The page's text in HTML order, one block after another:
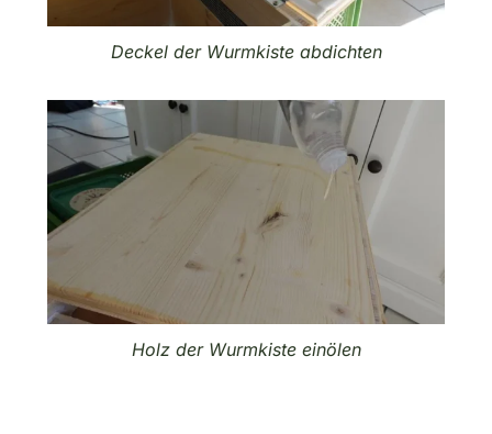
Deckel der Wurmkiste abdichten
Holz der Wurmkiste einölen